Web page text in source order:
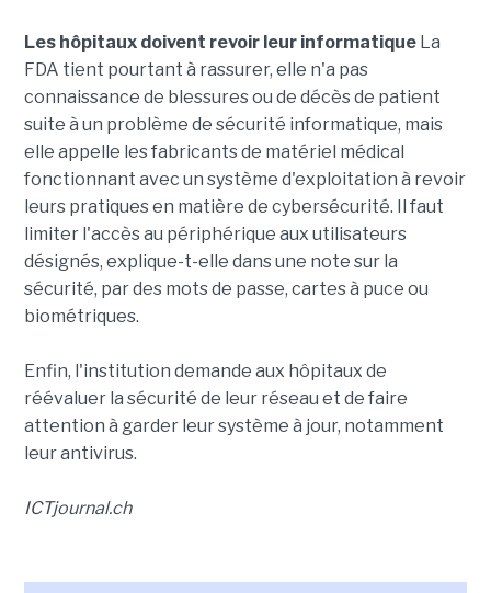
Les hôpitaux doivent revoir leur informatiqueLa
FDA tient pourtant à rassurer, elle n'a pas
connaissance de blessures ou de décès de patient
suite à un problème de sécurité informatique, mais
elle appelle les fabricants de matériel médical
fonctionnant avec un système d'exploitation à revoir
leurs pratiques en matière de cybersécurité. Il faut
limiter l'accès au périphérique aux utilisateurs
désignés, explique-t-elle dans une note sur la
sécurité, par des mots de passe, cartes à puce ou
biométriques.
Enfin, l'institution demande aux hôpitaux de
réévaluer la sécurité de leur réseau et de faire
attention à garder leur système à jour, notamment
leur antivirus.
ICTjournal.ch